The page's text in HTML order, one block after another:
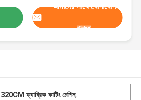
আমাদের সাথে যোগাযোগ
করুন
320CM ফ্যাব্রিক কাটিং মেশিন,